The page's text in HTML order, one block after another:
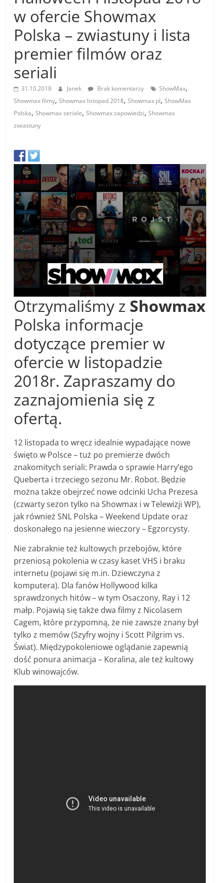
w ofercie Showmax
Polska – zwiastuny i lista
premier filmów oraz
seriali
31.10.2018 Janek Brak komentarzy ShowMax,
Showmax filmy,Showmax listopad 2018,Showmax pl,ShowMax
Polska,Showmax seriale,Showmax zapowiedzi,Showmax
zwiastuny
Otrzymaliśmy z Showmax
Polska informacje
dotyczące premier w
ofercie w listopadzie
2018r. Zapraszamy do
zaznajomienia się z
ofertą.
12 listopada to wręcz idealnie wypadające nowe
święto w Polsce – tuż po premierze dwóch
znakomitych seriali: Prawda o sprawie Harry’ego
Queberta i trzeciego sezonu Mr. Robot. Będzie
można także obejrzeć nowe odcinki Ucha Prezesa
(czwarty sezon tylko na Showmax i w Telewizji WP),
jak również SNL Polska – Weekend Update oraz
doskonałego na jesienne wieczory – Egzorcysty.
Nie zabraknie też kultowych przebojów, które
przeniosą pokolenia w czasy kaset VHS i braku
internetu (pojawi się m.in. Dziewczyna z
komputera). Dla fanów Hollywood kilka
sprawdzonych hitów – w tym Osaczony, Ray i 12
małp. Pojawią się także dwa filmy z Nicolasem
Cagem, które przypomną, że nie zawsze znany był
tylko z memów (Szyfry wojny i Scott Pilgrim vs.
Świat). Międzypokoleniowe oglądanie zapewnią
dość ponura animacja – Koralina, ale też kultowy
Klub winowajców.